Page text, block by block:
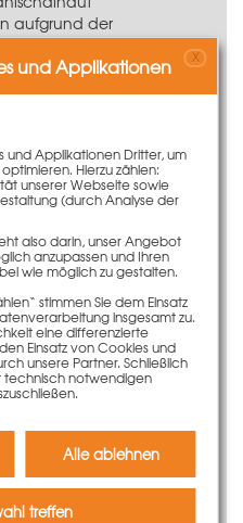
aufgrund der
8 x 37,5 cm ermöglicht
wenn die
außen zu innen
Mit dem Ausgleichsteil
jedes beliebige Maß
Material, sondern auch
Schalzeiten verbunden.
Schalungshöhen
und formstabil,
erreicht werden. Dank
sich sehr einfach
und Applikationen X
Applikationen Dritter, um
Hierzu zählen:
unserer Webseite sowie
(durch Analyse der
also darin, unser Angebot
anzupassen und Ihren
wie möglich zu gestalten.
stimmen Sie dem Einsatz
insgesamt zu.
eine differenzierte
Einsatz von Cookies und
unsere Partner. Schließlich
technisch notwendigen
Alle ablehnen
treffen